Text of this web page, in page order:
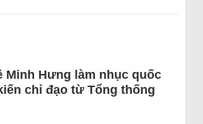
Minh Hưng làm nhục quốc
chỉ đạo từ Tổng thống